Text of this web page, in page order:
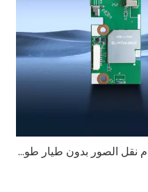
كيف يضمن نظام نقل الصور بدون طيار طويل المدى بطول 4 كم جودة فيديو ثابتة؟